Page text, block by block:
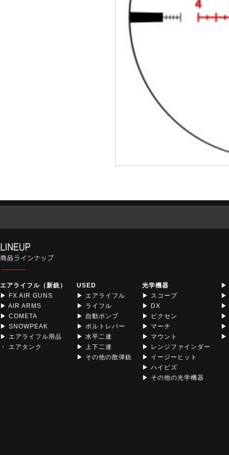
エアライフル（新銃）
▶ FX AIR GUNS
▶ AIR ARMS
▶ COMETA
▶ SNOWPEAK
▶ エアライフル用品
・ エアタンク
USED
▶ エアライフル
▶ ライフル
▶ 自動ポンプ
▶ ボルトレバー
▶ 水平二連
▶ 上下二連
▶ その他の散弾銃
光学機器
▶ スコープ
▶ DX
▶ ビクセン
▶ マーチ
▶ マウント
▶ レンジファインダー
▶ イージーヒット
▶ ハイビズ
▶ その他の光学機器
▶
▶
▶
▶
▶
▶